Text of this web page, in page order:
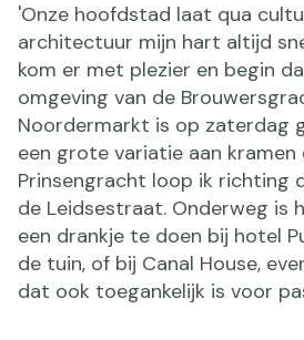
'Onze hoofdstad laat qua
architectuur mijn hart altijd
kom er met plezier en begin
omgeving van de
Noordermarkt is op zaterdag
een grote variatie aan kramen
Prinsengracht loop ik richting
de Leidsestraat. Onderweg is
een drankje te doen bij hotel
de tuin, of bij Canal House,
dat ook toegankelijk is voor